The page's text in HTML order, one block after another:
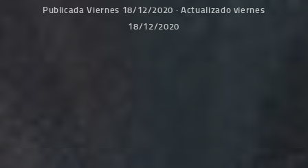
PublicadaViernes 18/12/2020 · Actualizado viernes
18/12/2020